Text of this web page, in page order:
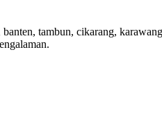
tambun, cikarang,